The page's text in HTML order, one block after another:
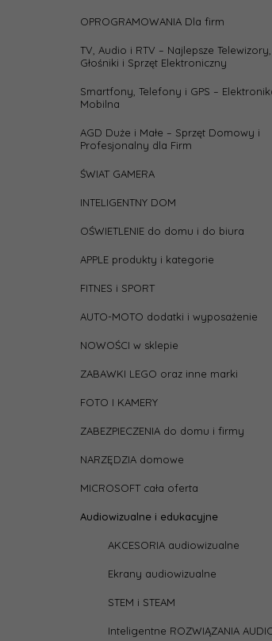
OPROGRAMOWANIA Dla firm
TV, Audio i RTV – Najlepsze Telewizory,
Głośniki i Sprzęt Elektroniczny
Smartfony, Telefony i GPS –
Mobilna
AGD Duże i Małe – Sprzęt Domowy i
Profesjonalny dla Firm
ŚWIAT GAMERA
INTELIGENTNY DOM
OŚWIETLENIE do domu i do biura
APPLE produkty i kategorie
FITNES i SPORT
AUTO-MOTO dodatki i wyposażenie
NOWOŚCI w sklepie
ZABAWKI LEGO oraz inne marki
FOTO I KAMERY
ZABEZPIECZENIA do domu i firmy
NARZĘDZIA domowe
MICROSOFT cała oferta
Audiowizualne i edukacyjne
AKCESORIA audiowizualne
Ekrany audiowizualne
STEM i STEAM
Inteligentne ROZWIĄZANIA